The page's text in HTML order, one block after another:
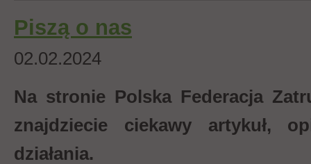
Piszą o nas
02.02.2024
Na stronie Polska Federacja
znajdziecie ciekawy artykuł,
działania.